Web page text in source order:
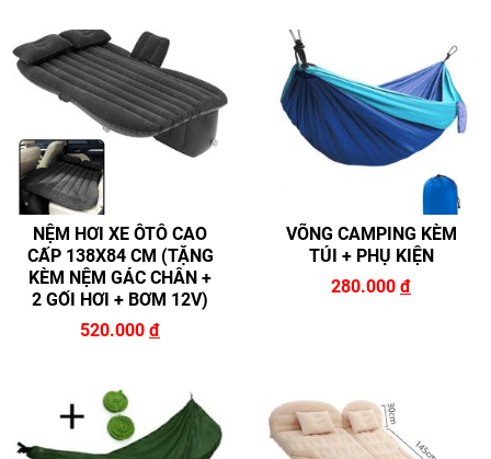
NỆM HƠI XE ÔTÔ CAO
CẤP 138X84 CM (TẶNG
KÈM NỆM GÁC CHÂN +
2 GỐI HƠI + BƠM 12V)
520.000 đ
VÕNG CAMPING KÈM
TÚI + PHỤ KIỆN
280.000 đ